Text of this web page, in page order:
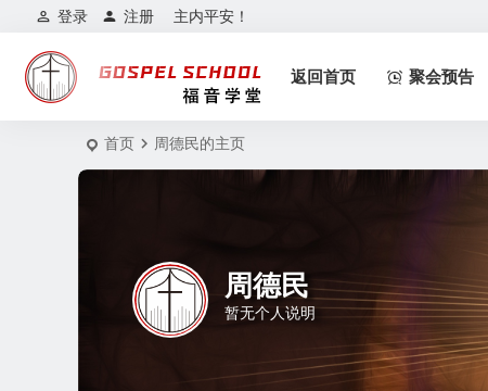
主内平安！
登录 注册
返回首页 聚会预告
首页 周德民的主页
周德民
暂无个人说明